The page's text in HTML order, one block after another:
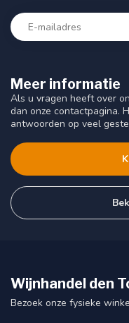
Meer informatie
Als u vragen heeft over
dan onze contactpagina.
antwoorden op veel
Wijnhandel den
Bezoek onze fysieke